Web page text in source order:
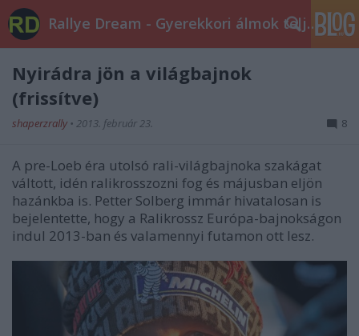
Rallye Dream - Gyerekkori álmok teljesüljetek!
Nyirádra jön a világbajnok
(frissítve)
shaperzrally • 2013. február 23. 8
A pre-Loeb éra utolsó rali-világbajnoka szakágat
váltott, idén ralikrosszozni fog és májusban eljön
hazánkba is. Petter Solberg immár hivatalosan is
bejelentette, hogy a Ralikrossz Európa-bajnokságon
indul 2013-ban és valamennyi futamon ott lesz.